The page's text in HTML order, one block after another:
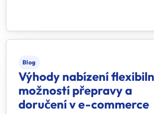
Blog
Výhody nabízení
možností přepravy a
doručení v e-commerce